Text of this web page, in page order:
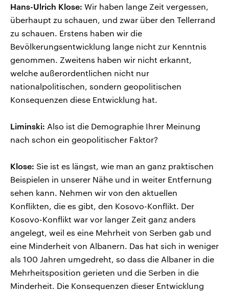
Hans-Ulrich Klose: Wir haben lange Zeit vergessen,
überhaupt zu schauen, und zwar über den Tellerrand
zu schauen. Erstens haben wir die
Bevölkerungsentwicklung lange nicht zur Kenntnis
genommen. Zweitens haben wir nicht erkannt,
welche außerordentlichen nicht nur
nationalpolitischen, sondern geopolitischen
Konsequenzen diese Entwicklung hat.
Liminski: Also ist die Demographie Ihrer Meinung
nach schon ein geopolitischer Faktor?
Klose: Sie ist es längst, wie man an ganz praktischen
Beispielen in unserer Nähe und in weiter Entfernung
sehen kann. Nehmen wir von den aktuellen
Konflikten, die es gibt, den Kosovo-Konflikt. Der
Kosovo-Konflikt war vor langer Zeit ganz anders
angelegt, weil es eine Mehrheit von Serben gab und
eine Minderheit von Albanern. Das hat sich in weniger
als 100 Jahren umgedreht, so dass die Albaner in die
Mehrheitsposition gerieten und die Serben in die
Minderheit. Die Konsequenzen dieser Entwicklung